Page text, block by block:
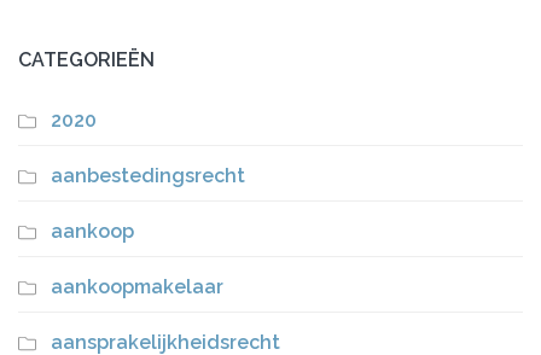
CATEGORIEËN
2020
aanbestedingsrecht
aankoop
aankoopmakelaar
aansprakelijkheidsrecht